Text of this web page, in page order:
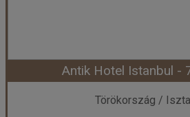
Időpont: 2026-08-
Antik Hotel Istanbul -
Törökország /